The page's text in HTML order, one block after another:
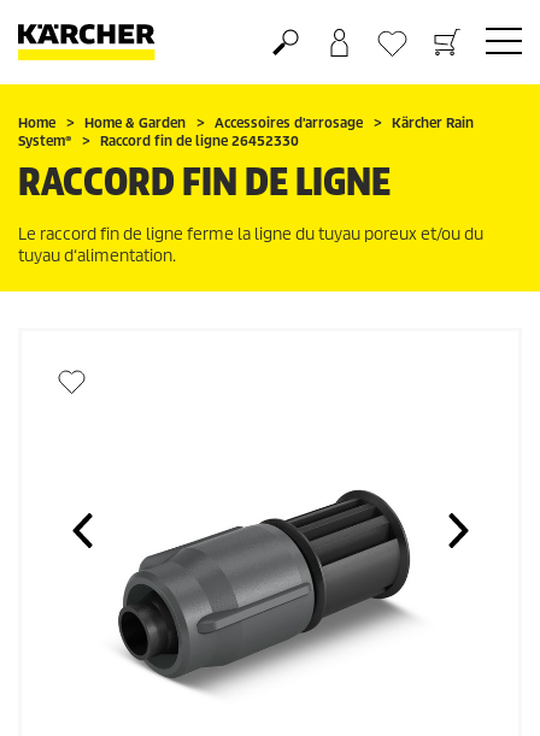
Panier
Mes Favoris
Home Home & Garden Accessoires d'arrosage
Kärcher Rain
System® Raccord fin de ligne 26452330
RACCORD FIN DE LIGNE
Le raccord fin de ligne ferme la ligne du tuyau poreux et/ou du
tuyau d‘alimentation.